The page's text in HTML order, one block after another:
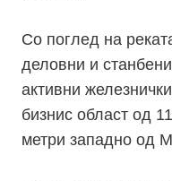
Со поглед на
деловни и
активни
бизнис област од
метри западно од